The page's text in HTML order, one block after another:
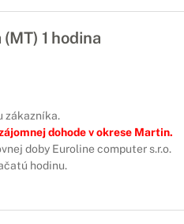
1 hodina
zákazníka.
dohode v okrese Martin.
doby Euroline computer s.r.o.
hodinu.